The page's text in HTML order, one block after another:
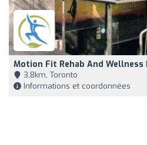
Motion Fit Rehab And Wellness
3,8km, Toronto
Informations et coordonnées